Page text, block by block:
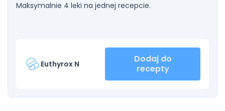
Maksymalnie 4 leki na jednej recepcie.
Euthyrox N
Dodaj do
recepty